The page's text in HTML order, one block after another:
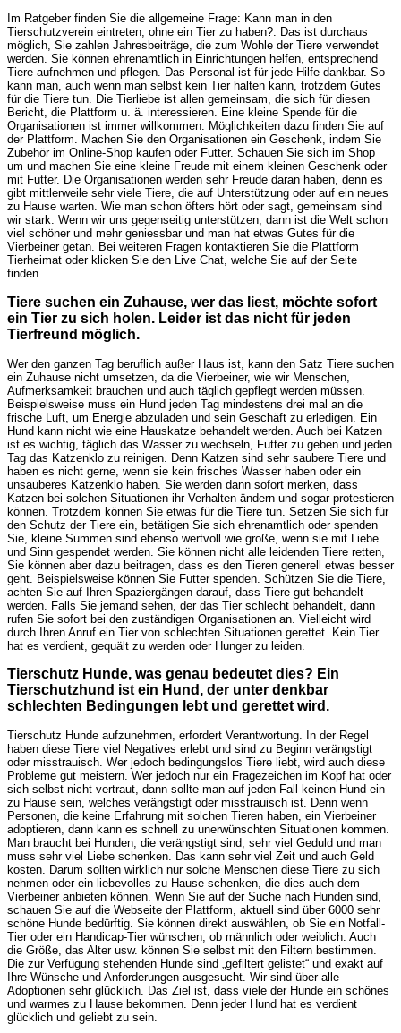
Im Ratgeber finden Sie die allgemeine Frage: Kann man in den
Tierschutzverein eintreten, ohne ein Tier zu haben?. Das ist durchaus
möglich, Sie zahlen Jahresbeiträge, die zum Wohle der Tiere verwendet
werden. Sie können ehrenamtlich in Einrichtungen helfen, entsprechend
Tiere aufnehmen und pflegen. Das Personal ist für jede Hilfe dankbar. So
kann man, auch wenn man selbst kein Tier halten kann, trotzdem Gutes
für die Tiere tun. Die Tierliebe ist allen gemeinsam, die sich für diesen
Bericht, die Plattform u. ä. interessieren. Eine kleine Spende für die
Organisationen ist immer willkommen. Möglichkeiten dazu finden Sie auf
der Plattform. Machen Sie den Organisationen ein Geschenk, indem Sie
Zubehör im Online-Shop kaufen oder Futter. Schauen Sie sich im Shop
um und machen Sie eine kleine Freude mit einem kleinen Geschenk oder
mit Futter. Die Organisationen werden sehr Freude daran haben, denn es
gibt mittlerweile sehr viele Tiere, die auf Unterstützung oder auf ein neues
zu Hause warten. Wie man schon öfters hört oder sagt, gemeinsam sind
wir stark. Wenn wir uns gegenseitig unterstützen, dann ist die Welt schon
viel schöner und mehr geniessbar und man hat etwas Gutes für die
Vierbeiner getan. Bei weiteren Fragen kontaktieren Sie die Plattform
Tierheimat oder klicken Sie den Live Chat, welche Sie auf der Seite
finden.
Tiere suchen ein Zuhause, wer das liest, möchte sofort
ein Tier zu sich holen. Leider ist das nicht für jeden
Tierfreund möglich.
Wer den ganzen Tag beruflich außer Haus ist, kann den Satz Tiere suchen
ein Zuhause nicht umsetzen, da die Vierbeiner, wie wir Menschen,
Aufmerksamkeit brauchen und auch täglich gepflegt werden müssen.
Beispielsweise muss ein Hund jeden Tag mindestens drei mal an die
frische Luft, um Energie abzuladen und sein Geschäft zu erledigen. Ein
Hund kann nicht wie eine Hauskatze behandelt werden. Auch bei Katzen
ist es wichtig, täglich das Wasser zu wechseln, Futter zu geben und jeden
Tag das Katzenklo zu reinigen. Denn Katzen sind sehr saubere Tiere und
haben es nicht gerne, wenn sie kein frisches Wasser haben oder ein
unsauberes Katzenklo haben. Sie werden dann sofort merken, dass
Katzen bei solchen Situationen ihr Verhalten ändern und sogar protestieren
können. Trotzdem können Sie etwas für die Tiere tun. Setzen Sie sich für
den Schutz der Tiere ein, betätigen Sie sich ehrenamtlich oder spenden
Sie, kleine Summen sind ebenso wertvoll wie große, wenn sie mit Liebe
und Sinn gespendet werden. Sie können nicht alle leidenden Tiere retten,
Sie können aber dazu beitragen, dass es den Tieren generell etwas besser
geht. Beispielsweise können Sie Futter spenden. Schützen Sie die Tiere,
achten Sie auf Ihren Spaziergängen darauf, dass Tiere gut behandelt
werden. Falls Sie jemand sehen, der das Tier schlecht behandelt, dann
rufen Sie sofort bei den zuständigen Organisationen an. Vielleicht wird
durch Ihren Anruf ein Tier von schlechten Situationen gerettet. Kein Tier
hat es verdient, gequält zu werden oder Hunger zu leiden.
Tierschutz Hunde, was genau bedeutet dies? Ein
Tierschutzhund ist ein Hund, der unter denkbar
schlechten Bedingungen lebt und gerettet wird.
Tierschutz Hunde aufzunehmen, erfordert Verantwortung. In der Regel
haben diese Tiere viel Negatives erlebt und sind zu Beginn verängstigt
oder misstrauisch. Wer jedoch bedingungslos Tiere liebt, wird auch diese
Probleme gut meistern. Wer jedoch nur ein Fragezeichen im Kopf hat oder
sich selbst nicht vertraut, dann sollte man auf jeden Fall keinen Hund ein
zu Hause sein, welches verängstigt oder misstrauisch ist. Denn wenn
Personen, die keine Erfahrung mit solchen Tieren haben, ein Vierbeiner
adoptieren, dann kann es schnell zu unerwünschten Situationen kommen.
Man braucht bei Hunden, die verängstigt sind, sehr viel Geduld und man
muss sehr viel Liebe schenken. Das kann sehr viel Zeit und auch Geld
kosten. Darum sollten wirklich nur solche Menschen diese Tiere zu sich
nehmen oder ein liebevolles zu Hause schenken, die dies auch dem
Vierbeiner anbieten können. Wenn Sie auf der Suche nach Hunden sind,
schauen Sie auf die Webseite der Plattform, aktuell sind über 6000 sehr
schöne Hunde bedürftig. Sie können direkt auswählen, ob Sie ein Notfall-
Tier oder ein Handicap-Tier wünschen, ob männlich oder weiblich. Auch
die Größe, das Alter usw. können Sie selbst mit den Filtern bestimmen.
Die zur Verfügung stehenden Hunde sind „gefiltert gelistet“ und exakt auf
Ihre Wünsche und Anforderungen ausgesucht. Wir sind über alle
Adoptionen sehr glücklich. Das Ziel ist, dass viele der Hunde ein schönes
und warmes zu Hause bekommen. Denn jeder Hund hat es verdient
glücklich und geliebt zu sein.